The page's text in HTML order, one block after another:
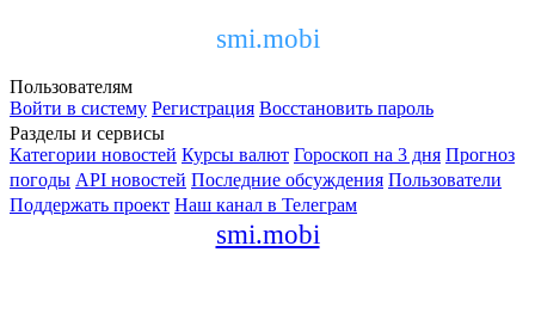
smi.mobi
Пользователям
Войти в систему Регистрация Восстановить пароль
Разделы и сервисы
Категории новостей Курсы валют Гороскоп на 3 дня Прогноз
погоды API новостей Последние обсуждения Пользователи
Поддержать проект Наш канал в Телеграм
smi.mobi